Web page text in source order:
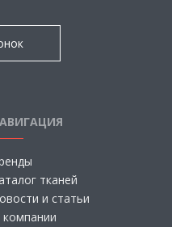
тканей
и статьи